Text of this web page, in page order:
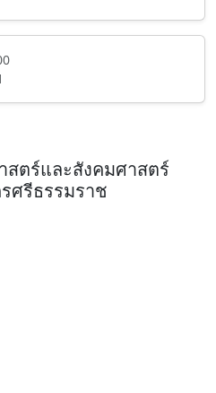
ตร์และสังคมศาสตร์
ศรีธรรมราช